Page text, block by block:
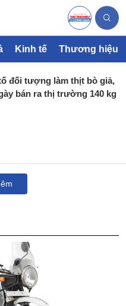
Kinh tế Thương hiệu
đối tượng làm thịt bò giả,
bán ra thị trường 140 kg